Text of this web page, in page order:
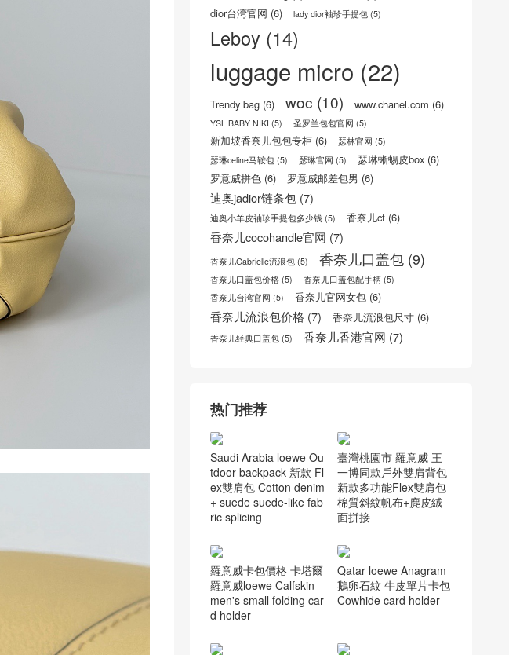
celine瑟琳中文官网(8)
CELINE瑟琳 荔枝纹小牛皮小型16手袋
celine香港专柜地址
Chanel Coco Handle Bag
dior30蒙田
dior台湾官网(6) lady dior袖珍手提包
Leboy(14)
luggage micro(22)
Trendy bag(6) woc
YSL BABY NIKI(5) 圣罗兰包包官网(5)
新加坡香奈儿包包专柜(6) 瑟林官网
瑟琳celine马鞍包(5) 瑟琳官网(5) 瑟琳蜥蜴皮box
罗意威拼色(6) 罗意威邮差包男(6)
迪奥jadior链条包(7)
迪奥小羊皮袖珍手提包多少钱 (5) 香奈儿cf(6)
香奈儿cocohandle官网(7)
香奈儿流浪包价格
香奈儿经典口盖包 香奈儿香港官网
热门推荐
Saudi Arabia loewe Ou
tdoor backpack 新款 Fl
ex雙肩包 Cotton denim
+ suede suede-like fab
ric splicing
臺灣桃園市 羅意威 王
一博同款戶外雙肩背包
新款多功能Flex雙肩包
棉質斜紋帆布+麂皮絨